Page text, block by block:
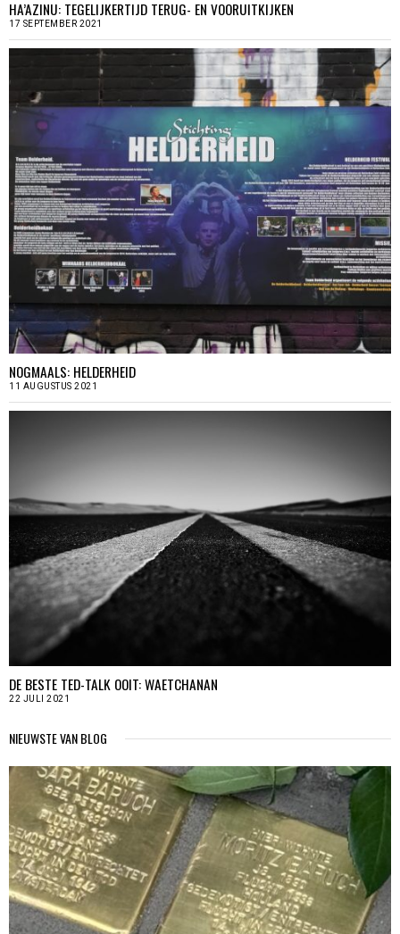
HA’AZINU: TEGELIJKERTIJD TERUG- EN VOORUITKIJKEN
17 SEPTEMBER 2021
NOGMAALS: HELDERHEID
11 AUGUSTUS 2021
DE BESTE TED-TALK OOIT: WAETCHANAN
22 JULI 2021
NIEUWSTE VAN BLOG